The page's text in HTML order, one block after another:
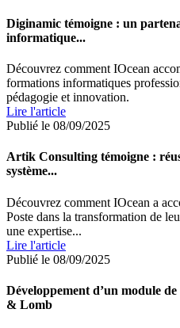
Diginamic témoigne : un
informatique...
Découvrez comment IOcean
formations informatiques
pédagogie et innovation.
Lire l'article
Publié le 08/09/2025
Artik Consulting témoigne :
système...
Découvrez comment IOcean a
Poste dans la transformation de
une expertise...
Lire l'article
Publié le 08/09/2025
Développement d’un module
& Lomb